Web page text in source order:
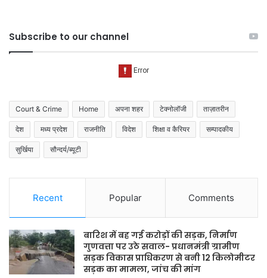
Subscribe to our channel
Court & Crime Home अपना शहर टेक्नोलॉजी ताज़ातरीन
देश मध्य प्रदेश राजनीति विदेश शिक्षा व कैरियर सम्पादकीय
सुर्खिया सौन्दर्य/ब्यूटी
Recent Popular Comments
बारिश में बह गई करोड़ों की सड़क, निर्माण
गुणवत्ता पर उठे सवाल- प्रधानमंत्री ग्रामीण
सड़क विकास प्राधिकरण से बनी 12 किलोमीटर
सड़क का मामला, जांच की मांग